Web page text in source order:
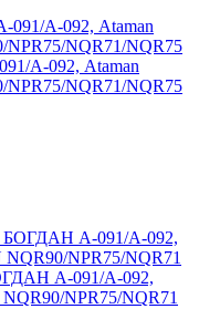
А-092, Ataman
NQR71/NQR75
А-091/А-092,
NPR75/NQR71